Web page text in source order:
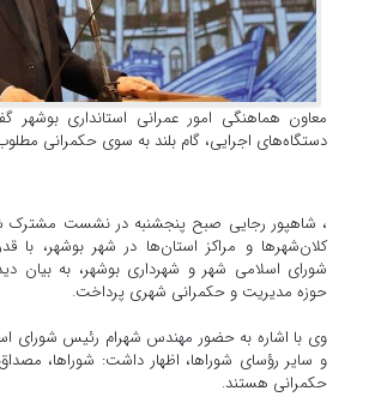
معاون هماهنگی امور عمرانی استانداری
دستگاه‌های اجرایی، گام بلند به سوی حکمرانی
، شاهپور رجایی صبح پنجشنبه در نشست مشترک
کلان‌شهرها و مراکز استان‌ها در شهر بوشهر، با
شورای اسلامی شهر و شهرداری بوشهر، به بیان
حوزه مدیریت و حکمرانی شهری پرداخت.
وی با اشاره به حضور مهندس شهرام رئیس شورای
و سایر رؤسای شوراها، اظهار داشت: شوراها،
حکمرانی هستند.